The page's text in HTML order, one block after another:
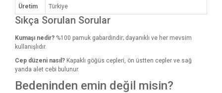
Üretim Türkiye
Sıkça Sorulan Sorular
Kumaşı nedir? %100 pamuk gabardindir; dayanıklı ve her mevsim
kullanışlıdır.
Cep düzeni nasıl? Kapaklı göğüs cepleri, ön üstten cepler ve sağ
yanda alet cebi bulunur.
Bedeninden emin değil misin?